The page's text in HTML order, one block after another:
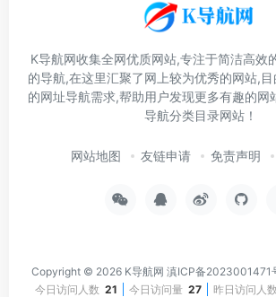
K导航网收集全网优质网站,专注于简洁高效
的导航,在这里汇聚了网上较为优秀的网站,
的网址导航需求,帮助用户发现更多有趣的网
导航分类目录网站！
网站地图 友链申请 免责声明
Copyright © 2026 K导航网 滇ICP备2023001471
今日访问人数 21 今日访问量 27 昨日访问人数